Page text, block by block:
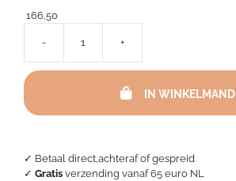
✓ Betaal direct,achteraf of gespreid
✓ Gratis verzending vanaf 65 euro NL
166,50
-
Neck
aantal
+
IN WINKELMAND